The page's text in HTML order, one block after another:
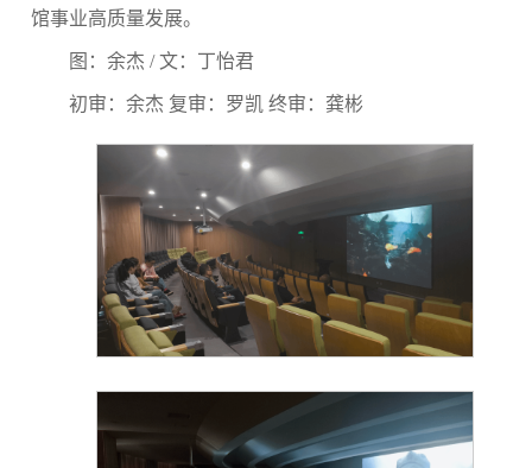
馆事业高质量发展。
图：余杰 / 文：丁怡君
初审：余杰 复审：罗凯 终审：龚彬